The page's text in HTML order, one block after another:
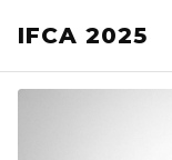
IFCA 2025